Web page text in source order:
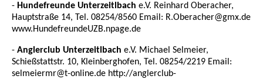
- Hundefreunde Unterzeitlbach e.V. Reinhard Oberacher,
Hauptstraße 14, Tel. 08254/8560 Email: R.Oberacher@gmx.de
www.HundefreundeUZB.npage.de
- Anglerclub Unterzeitlbach e.V. Michael Selmeier,
Schießstattstr. 10, Kleinberghofen, Tel. 08254/2219 Email:
selmeiermr@t-online.de http://anglerclub-